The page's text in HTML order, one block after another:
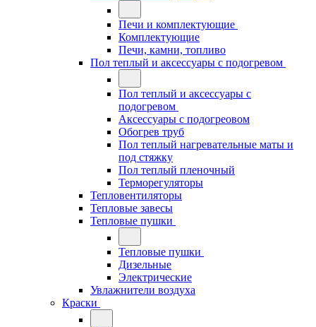
Печи и комплектующие
Комплектующие
Печи, камни, топливо
Пол теплый и аксессуары с подогревом
Пол теплый и аксессуары с
подогревом
Аксессуары с подогреовом
Обогрев труб
Пол теплый нагревательные маты и
под стяжку
Пол теплый пленочный
Терморегуляторы
Тепловентиляторы
Тепловые завесы
Тепловые пушки
Тепловые пушки
Дизельные
Электрические
Увлажнители воздуха
Краски